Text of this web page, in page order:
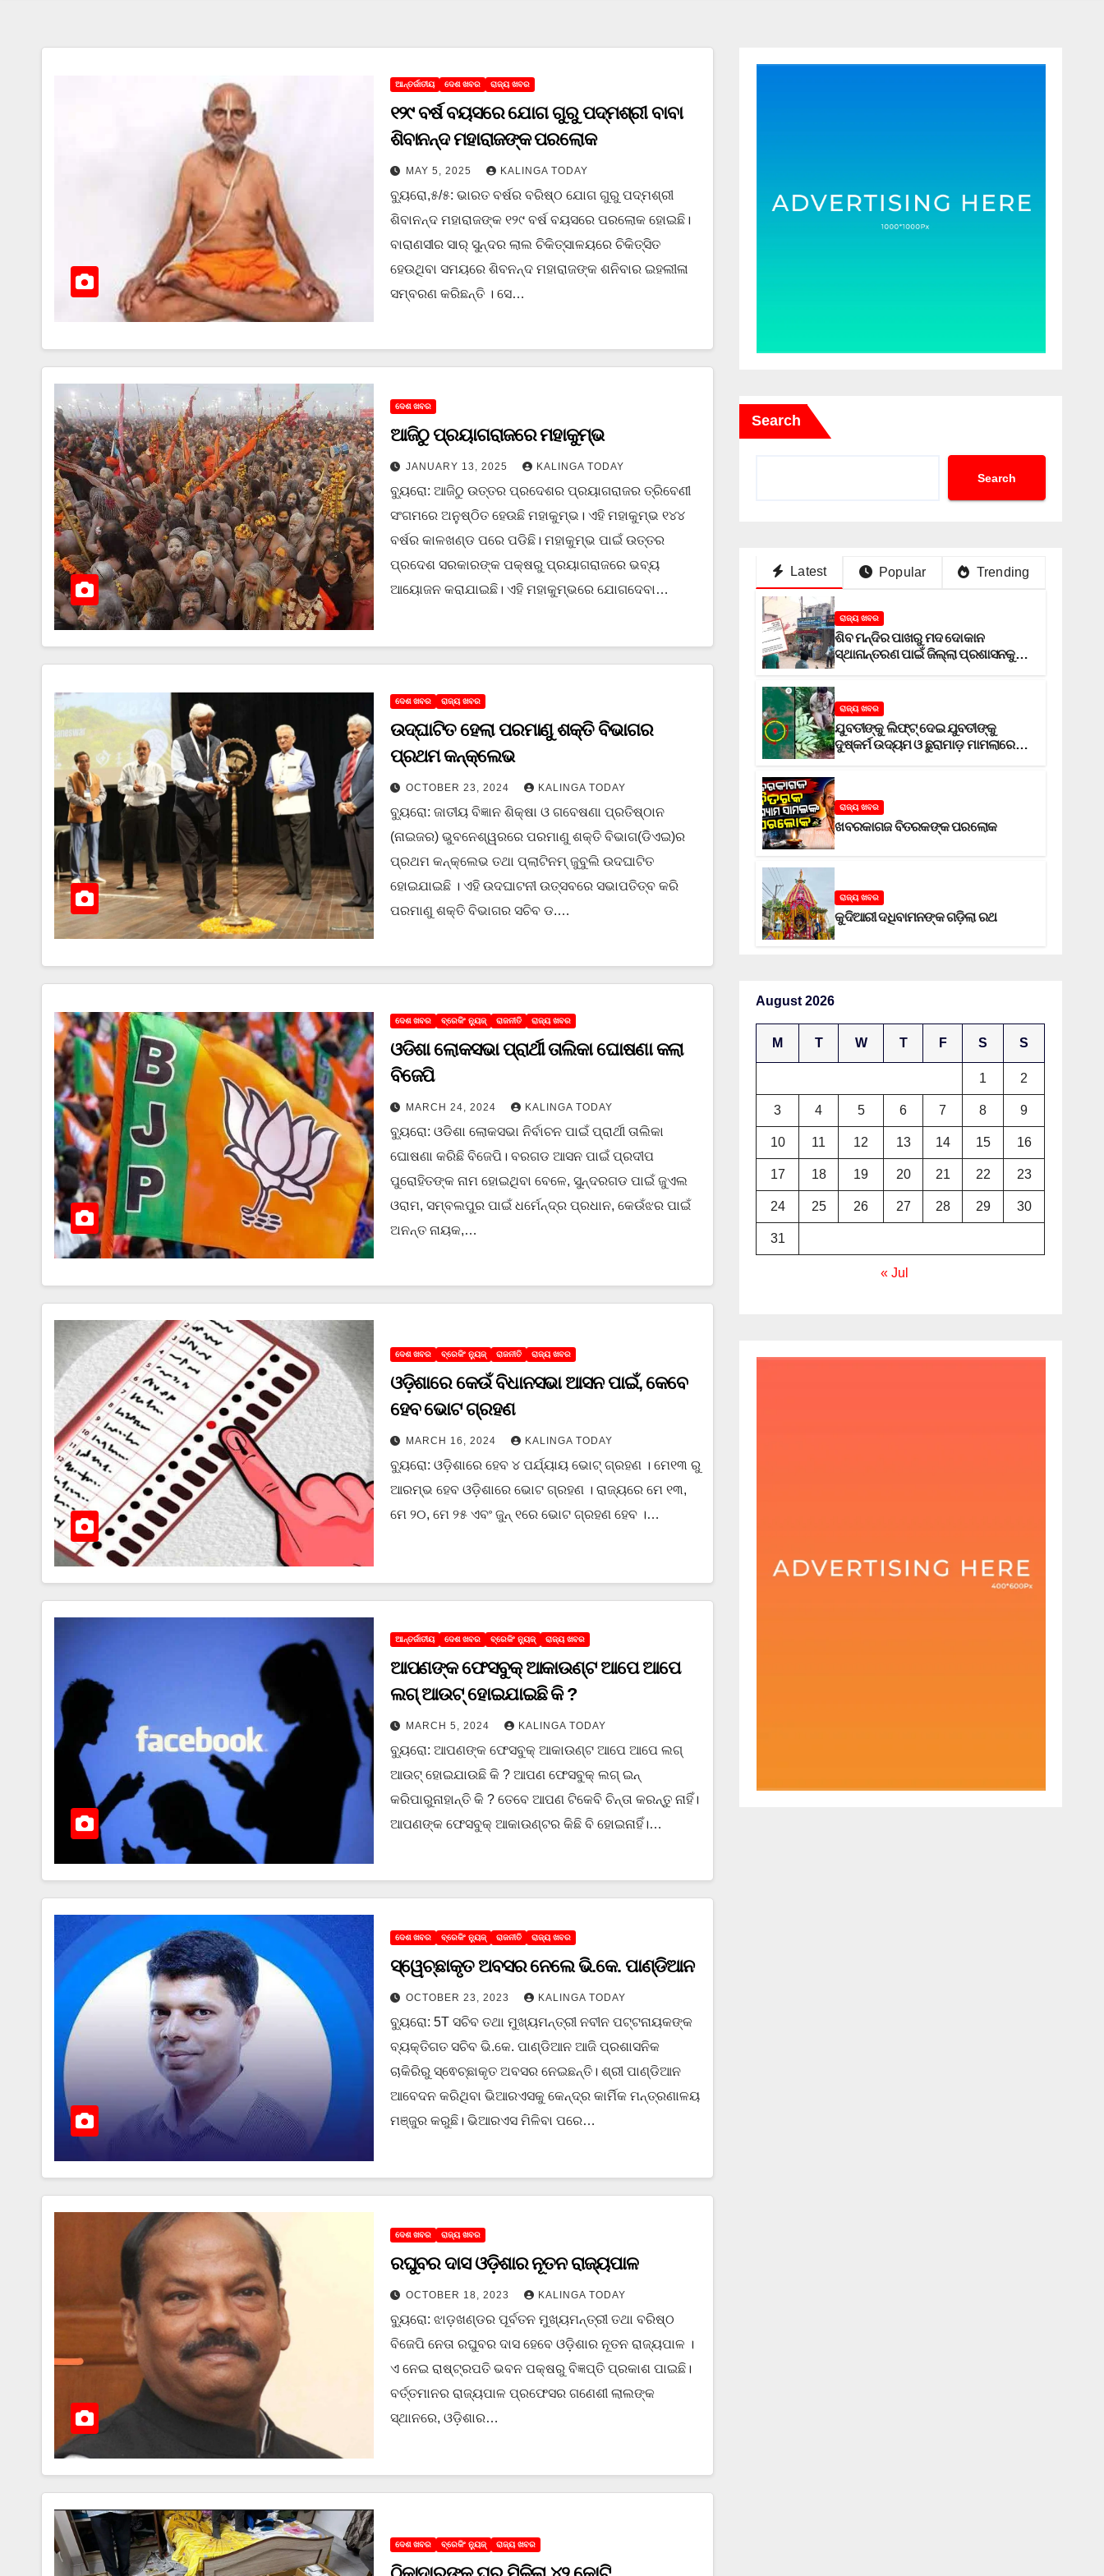
ଆନ୍ତର୍ଜାତୀୟ ଦେଶ ଖବର ରାଜ୍ୟ ଖବର
୧୨୯ ବର୍ଷ ବୟସରେ ଯୋଗ ଗୁରୁ ପଦ୍ମଶ୍ରୀ ବାବା
ଶିବାନନ୍ଦ ମହାରାଜଙ୍କ ପରଲୋକ
MAY 5, 2025 KALINGA TODAY
ବ୍ୟୁରୋ,୫/୫: ଭାରତ ବର୍ଷର ବରିଷ୍ଠ ଯୋଗ ଗୁରୁ ପଦ୍ମଶ୍ରୀ
ଶିବାନନ୍ଦ ମହାରାଜଙ୍କ ୧୨୯ ବର୍ଷ ବୟସରେ ପରଲୋକ ହୋଇଛି।
ବାରାଣସୀର ସାର୍ ସୁନ୍ଦର ଲାଲ ଚିକିତ୍ସାଳୟରେ ଚିକିତ୍ସିତ
ହେଉଥିବା ସମୟରେ ଶିବନନ୍ଦ ମହାରାଜଙ୍କ ଶନିବାର ଇହଲୀଳା
ସମ୍ବରଣ କରିଛନ୍ତି । ସେ…
ଦେଶ ଖବର
ଆଜିଠୁ ପ୍ରୟାଗରାଜରେ ମହାକୁମ୍ଭ
JANUARY 13, 2025 KALINGA TODAY
ବ୍ୟୁରୋ: ଆଜିଠୁ ଉତ୍ତର ପ୍ରଦେଶର ପ୍ରୟାଗରାଜର ତ୍ରିବେଣୀ
ସଂଗମରେ ଅନୁଷ୍ଠିତ ହେଉଛି ମହାକୁମ୍ଭ। ଏହି ମହାକୁମ୍ଭ ୧୪୪
ବର୍ଷର କାଳଖଣ୍ଡ ପରେ ପଡିଛି। ମହାକୁମ୍ଭ ପାଇଁ ଉତ୍ତର
ପ୍ରଦେଶ ସରକାରଙ୍କ ପକ୍ଷରୁ ପ୍ରୟାଗରାଜରେ ଭବ୍ୟ
ଆୟୋଜନ କରାଯାଇଛି। ଏହି ମହାକୁମ୍ଭରେ ଯୋଗଦେବା…
ଦେଶ ଖବର ରାଜ୍ୟ ଖବର
ଉଦ୍‌ଘାଟିତ ହେଲା ପରମାଣୁ ଶକ୍ତି ବିଭାଗର
ପ୍ରଥମ କନ୍‌କ୍ଲେଭ
OCTOBER 23, 2024 KALINGA TODAY
ବ୍ୟୁରୋ: ଜାତୀୟ ବିଜ୍ଞାନ ଶିକ୍ଷା ଓ ଗବେଷଣା ପ୍ରତିଷ୍ଠାନ
(ନାଇଜର) ଭୁବନେଶ୍ୱରରେ ପରମାଣୁ ଶକ୍ତି ବିଭାଗ(ଡିଏଇ)ର
ପ୍ରଥମ କନ୍‌କ୍ଲେଭ ତଥା ପ୍ଲାଟିନମ୍ ଜୁବୁଲି ଉଦଘାଟିତ
ହୋଇଯାଇଛି । ଏହି ଉଦଘାଟନୀ ଉତ୍ସବରେ ସଭାପତିତ୍ବ କରି
ପରମାଣୁ ଶକ୍ତି ବିଭାଗର ସଚିବ ଡ.…
ଦେଶ ଖବର ବ୍ରେକିଂ ନ୍ୟୁଜ୍ ରାଜନୀତି ରାଜ୍ୟ ଖବର
ଓଡିଶା ଲୋକସଭା ପ୍ରାର୍ଥୀ ତାଲିକା ଘୋଷଣା କଲା
ବିଜେପି
MARCH 24, 2024 KALINGA TODAY
ବ୍ୟୁରୋ: ଓଡିଶା ଲୋକସଭା ନିର୍ବାଚନ ପାଇଁ ପ୍ରାର୍ଥୀ ତାଲିକା
ଘୋଷଣା କରିଛି ବିଜେପି। ବରଗଡ ଆସନ ପାଇଁ ପ୍ରଦୀପ
ପୁରୋହିତଙ୍କ ନାମ ହୋଇଥିବା ବେଳେ, ସୁନ୍ଦରଗଡ ପାଇଁ ଜୁଏଲ
ଓରାମ, ସମ୍ବଲପୁର ପାଇଁ ଧର୍ମେନ୍ଦ୍ର ପ୍ରଧାନ, କେଉଁଝର ପାଇଁ
ଅନନ୍ତ ନାୟକ,…
ଦେଶ ଖବର ବ୍ରେକିଂ ନ୍ୟୁଜ୍ ରାଜନୀତି ରାଜ୍ୟ ଖବର
ଓଡ଼ିଶାରେ କେଉଁ ବିଧାନସଭା ଆସନ ପାଇଁ, କେବେ
ହେବ ଭୋଟ ଗ୍ରହଣ
MARCH 16, 2024 KALINGA TODAY
ବ୍ୟୁରୋ: ଓଡ଼ିଶାରେ ହେବ ୪ ପର୍ଯ୍ୟାୟ ଭୋଟ୍ ଗ୍ରହଣ । ମେ୧୩ ରୁ
ଆରମ୍ଭ ହେବ ଓଡ଼ିଶାରେ ଭୋଟ ଗ୍ରହଣ । ରାଜ୍ୟରେ ମେ ୧୩,
ମେ ୨୦, ମେ ୨୫ ଏବଂ ଜୁନ୍‌ ୧ରେ ଭୋଟ ଗ୍ରହଣ ହେବ ।…
ଆନ୍ତର୍ଜାତୀୟ ଦେଶ ଖବର ବ୍ରେକିଂ ନ୍ୟୁଜ୍ ରାଜ୍ୟ ଖବର
ଆପଣଙ୍କ ଫେସବୁକ୍ ଆକାଉଣ୍ଟ ଆପେ ଆପେ
ଲଗ୍ ଆଉଟ୍ ହୋଇଯାଇଛି କି ?
MARCH 5, 2024 KALINGA TODAY
ବ୍ୟୁରୋ: ଆପଣଙ୍କ ଫେସବୁକ୍ ଆକାଉଣ୍ଟ ଆପେ ଆପେ ଲଗ୍
ଆଉଟ୍ ହୋଇଯାଉଛି କି ? ଆପଣ ଫେସବୁକ୍ ଲଗ୍ ଇନ୍
କରିପାରୁନାହାନ୍ତି କି ? ତେବେ ଆପଣ ଟିକେବି ଚିନ୍ତା କରନ୍ତୁ ନାହିଁ।
ଆପଣଙ୍କ ଫେସବୁକ୍ ଆକାଉଣ୍ଟର କିଛି ବି ହୋଇନାହିଁ।…
ଦେଶ ଖବର ବ୍ରେକିଂ ନ୍ୟୁଜ୍ ରାଜନୀତି ରାଜ୍ୟ ଖବର
ସ୍ୱେଚ୍ଛାକୃତ ଅବସର ନେଲେ ଭି.କେ. ପାଣ୍ଡିଆନ
OCTOBER 23, 2023 KALINGA TODAY
ବ୍ୟୁରୋ: 5T ସଚିବ ତଥା ମୁଖ୍ୟମନ୍ତ୍ରୀ ନବୀନ ପଟ୍ଟନାୟକଙ୍କ
ବ୍ୟକ୍ତିଗତ ସଚିବ ଭି.କେ. ପାଣ୍ଡିଆନ ଆଜି ପ୍ରଶାସନିକ
ଚାକିରିରୁ ସ୍ଵେଚ୍ଛାକୃତ ଅବସର ନେଇଛନ୍ତି। ଶ୍ରୀ ପାଣ୍ଡିଆନ
ଆବେଦନ କରିଥିବା ଭିଆରଏସକୁ କେନ୍ଦ୍ର କାର୍ମିକ ମନ୍ତ୍ରଣାଳୟ
ମଞ୍ଜୁର କରୁଛି। ଭିଆରଏସ ମିଳିବା ପରେ…
ଦେଶ ଖବର ରାଜ୍ୟ ଖବର
ରଘୁବର ଦାସ ଓଡ଼ିଶାର ନୂତନ ରାଜ୍ୟପାଳ
OCTOBER 18, 2023 KALINGA TODAY
ବ୍ୟୁରୋ: ଝାଡ଼ଖଣ୍ଡର ପୂର୍ବତନ ମୁଖ୍ୟମନ୍ତ୍ରୀ ତଥା ବରିଷ୍ଠ
ବିଜେପି ନେତା ରଘୁବର ଦାସ ହେବେ ଓଡ଼ିଶାର ନୂତନ ରାଜ୍ୟପାଳ ।
ଏ ନେଇ ରାଷ୍ଟ୍ରପତି ଭବନ ପକ୍ଷରୁ ବିଜ୍ଞପ୍ତି ପ୍ରକାଶ ପାଇଛି।
ବର୍ତ୍ତମାନର ରାଜ୍ୟପାଳ ପ୍ରଫେସର ଗଣେଶୀ ଲାଲଙ୍କ
ସ୍ଥାନରେ, ଓଡ଼ିଶାର…
ଦେଶ ଖବର ବ୍ରେକିଂ ନ୍ୟୁଜ୍ ରାଜ୍ୟ ଖବର
Search
Search
Latest Popular Trending
ରାଜ୍ୟ ଖବର
ଶିବ ମନ୍ଦିର ପାଖରୁ ମଦ ଦୋକାନ
ସ୍ଥାନାନ୍ତରଣ ପାଇଁ ଜିଲ୍ଲା ପ୍ରଶାସନକୁ
ରାଜ୍ୟ ଖବର
ଯୁବତୀଙ୍କୁ ଲିଫ୍‌ଟ୍‌ ଦେଇ ଯୁବତୀଙ୍କୁ
ଦୁଷ୍କର୍ମ ଉଦ୍ୟମ ଓ ଛୁରାମାଡ଼ ମାମଲାରେ
ରାଜ୍ୟ ଖବର
ଖବରକାଗଜ ବିତରକଙ୍କ ପରଲୋକ
ରାଜ୍ୟ ଖବର
କୁଦିଆରୀ ଦଧିବାମନଙ୍କ ଗଡ଼ିଲା ରଥ
August 2026
M T W T F S S
1 2
3 4 5 6 7 8 9
10 11 12 13 14 15 16
17 18 19 20 21 22 23
24 25 26 27 28 29 30
31
« Jul